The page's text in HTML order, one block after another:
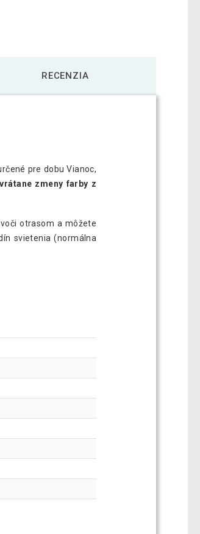
RECENZIA
pre dobu Vianoc,
zmeny farby z
otrasom a môžete
svietenia (normálna